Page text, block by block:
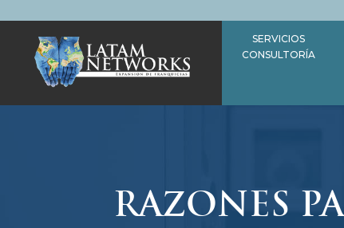
contenido
SERVICIOS
CONSULTORÍA
RAZONES